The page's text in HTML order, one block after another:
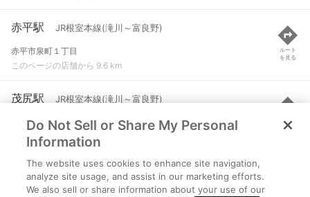
赤平駅 JR根室本線(滝川～富良野)
赤平市泉町１丁目
このページの店舗から 9.6 km
ルート
を見る
茂尻駅 JR根室本線(滝川～富良野)
赤平市字茂尻町南２丁目
このページの店舗から 9.9 km
ルート
を見る
奈井江駅 JR函館本線(小樽～旭川)
空知郡奈井江町本町１区
Do Not Sell or Share My Personal
Information
The website uses cookies to enhance site navigation,
analyze site usage, and assist in our marketing efforts.
We also sell or share information about your use of our